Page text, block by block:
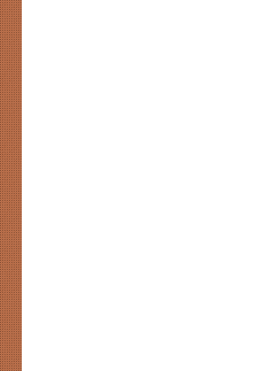
में होगा प्रथम
का भव्य आयोजन